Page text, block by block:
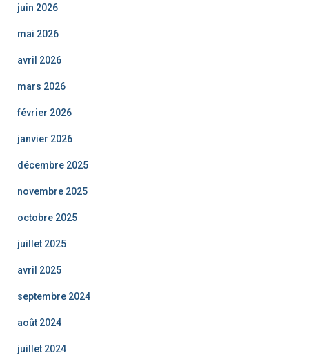
juin 2026
mai 2026
avril 2026
mars 2026
février 2026
janvier 2026
décembre 2025
novembre 2025
octobre 2025
juillet 2025
avril 2025
septembre 2024
août 2024
juillet 2024